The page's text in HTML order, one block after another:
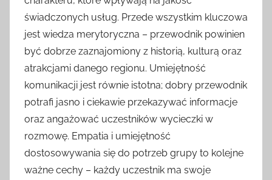
świadczonych usług. Przede wszystkim kluczowa
jest wiedza merytoryczna – przewodnik powinien
być dobrze zaznajomiony z historią, kulturą oraz
atrakcjami danego regionu. Umiejętność
komunikacji jest równie istotna; dobry przewodnik
potrafi jasno i ciekawie przekazywać informacje
oraz angażować uczestników wycieczki w
rozmowę. Empatia i umiejętność
dostosowywania się do potrzeb grupy to kolejne
ważne cechy – każdy uczestnik ma swoje